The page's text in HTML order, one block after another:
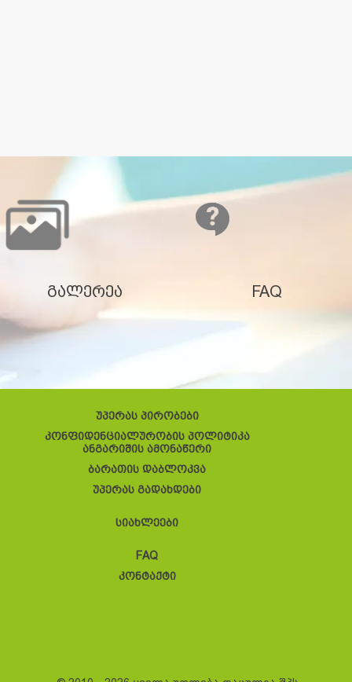
გალერეა FAQ
უპერას პირობები
კონფიდენციალურობის პოლიტიკა
ანგარიშის ამონაწერი
ბარათის დაბლოკვა
უპერას გადახდები
სიახლეები
FAQ
კონტაქტი